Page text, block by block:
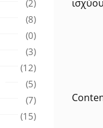
(2)
(8)
(0)
(3)
(12)
(5)
(7)
(15)